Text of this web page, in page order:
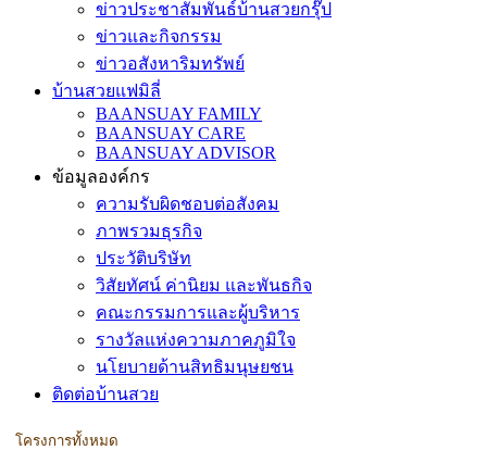
ข่าวประชาสัมพันธ์บ้านสวยกรุ๊ป
ข่าวและกิจกรรม
ข่าวอสังหาริมทรัพย์
บ้านสวยแฟมิลี่
BAANSUAY FAMILY
BAANSUAY CARE
BAANSUAY ADVISOR
ข้อมูลองค์กร
ความรับผิดชอบต่อสังคม
ภาพรวมธุรกิจ
ประวัติบริษัท
วิสัยทัศน์ ค่านิยม และพันธกิจ
คณะกรรมการและผู้บริหาร
รางวัลแห่งความภาคภูมิใจ
นโยบายด้านสิทธิมนุษยชน
ติดต่อบ้านสวย
โครงการทั้งหมด